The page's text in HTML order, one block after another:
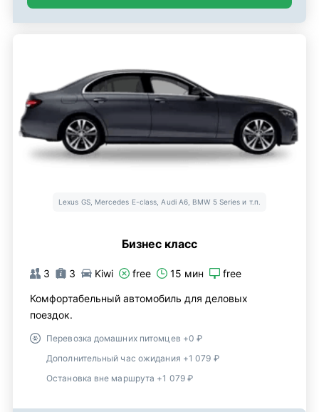
Lexus GS, Mercedes E-class, Audi A6, BMW 5 Series и т.п.
Бизнес класс
3 3 Kiwi free 15 мин free
Комфортабельный автомобиль для деловых
поездок.
Перевозка домашних питомцев +0 ₽
Дополнительный час ожидания +1 079 ₽
Остановка вне маршрута +1 079 ₽